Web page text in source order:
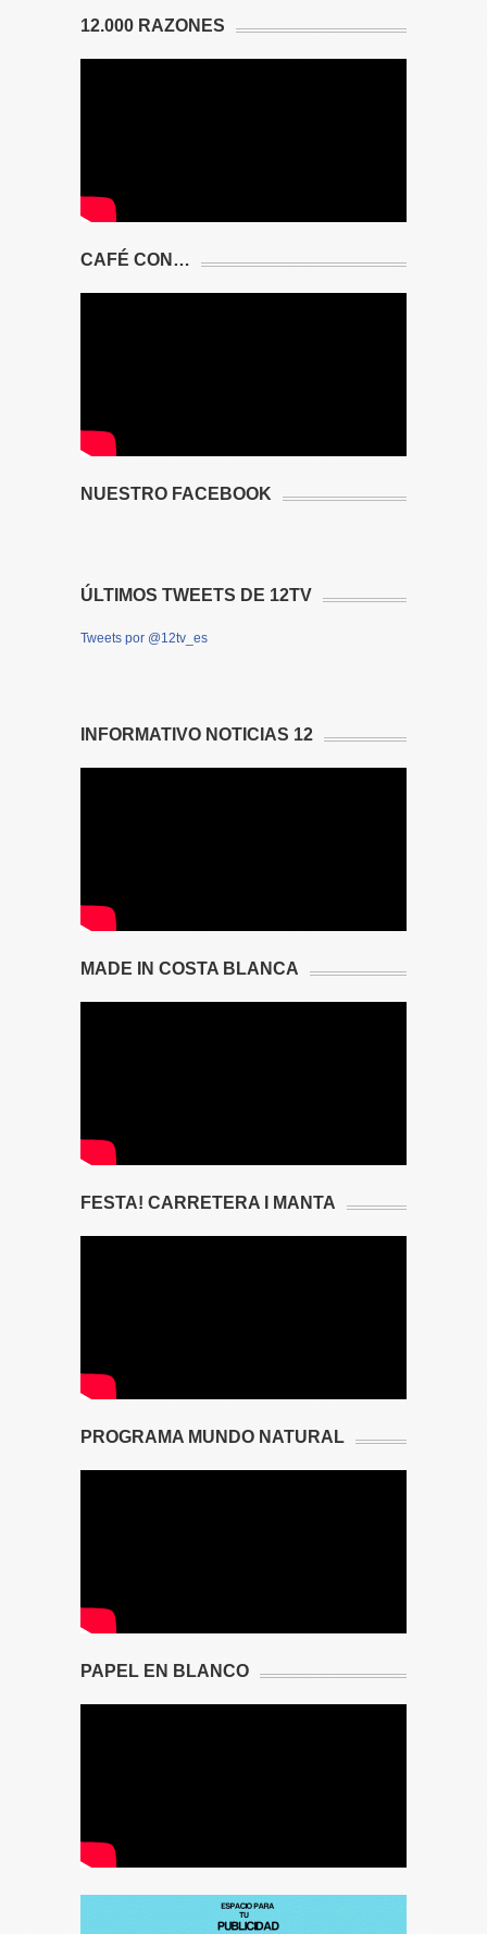
12.000 RAZONES
CAFÉ CON…
NUESTRO FACEBOOK
ÚLTIMOS TWEETS DE 12TV
Tweets por @12tv_es
INFORMATIVO NOTICIAS 12
MADE IN COSTA BLANCA
FESTA! CARRETERA I MANTA
PROGRAMA MUNDO NATURAL
PAPEL EN BLANCO